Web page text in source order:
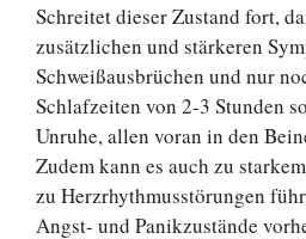
Schreitet dieser Zustand fort,
zusätzlichen und stärkeren
Schweißausbrüchen und nur
Schlafzeiten von 2-3 Stunden
Unruhe, allen voran in den
Zudem kann es auch zu
zu Herzrhythmusstörungen
Angst- und Panikzustände